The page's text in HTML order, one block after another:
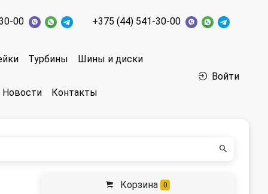
00 +375 (44) 541-30-00
Турбины Шины и диски
Новости Контакты
Войти
Корзина 0